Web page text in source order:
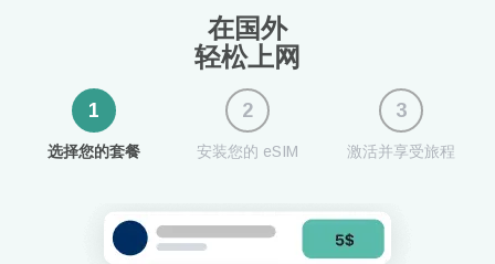
在国外
轻松上网
1
选择您的套餐
2
安装您的 eSIM
3
激活并享受旅程